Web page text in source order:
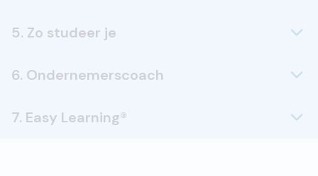
5. Zo studeer je
6. Ondernemerscoach
7. Easy Learning®